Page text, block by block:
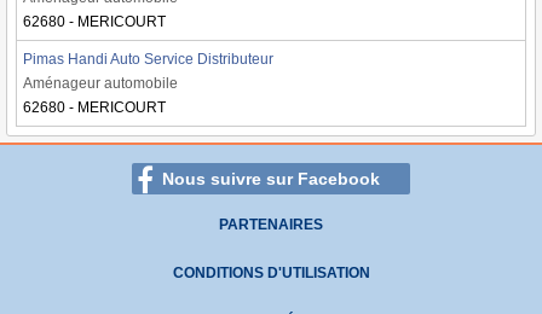
62680 - MERICOURT
Pimas Handi Auto Service Distributeur
Aménageur automobile
62680 - MERICOURT
Nous suivre sur Facebook
PARTENAIRES
CONDITIONS D'UTILISATION